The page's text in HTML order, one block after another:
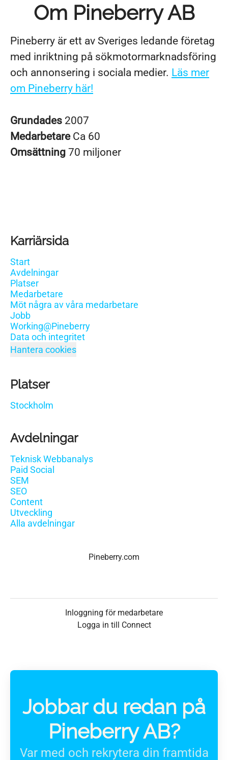
Om Pineberry AB
Pineberry är ett av Sveriges ledande företag
med inriktning på sökmotormarknadsföring
och annonsering i sociala medier. Läs mer
om Pineberry här!
Grundades 2007
Medarbetare Ca 60
Omsättning 70 miljoner
Karriärsida
Start
Avdelningar
Platser
Medarbetare
Möt några av våra medarbetare
Jobb
Working@Pineberry
Data och integritet
Hantera cookies
Platser
Stockholm
Avdelningar
Teknisk Webbanalys
Paid Social
SEM
SEO
Content
Utveckling
Alla avdelningar
Pineberry.com
Inloggning för medarbetare
Logga in till Connect
Jobbar du redan på
Pineberry AB?
Var med och rekrytera din framtida